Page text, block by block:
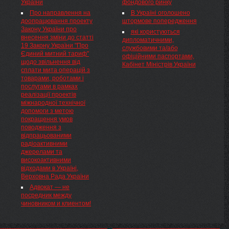
України
Про направлення на
доопрацювання проекту
Закону України про
внесення зміни до статті
19 Закону України "Про
Єдиний митний тариф"
щодо звільнення від
сплати мита операцій з
товарами, роботами і
послугами в рамках
реалізації проектів
міжнародної технічної
допомоги з метою
покращення умов
поводження з
відпрацьованими
радіоактивними
джерелами та
високоактивними
відходами в Україні,
Верховна Рада України
Адвокат — не
посредник между
чиновником и клиентом!
фондового ринку
В Україні оголошено
штормове попередження
які користуються
дипломатичними,
службовими та/або
офіційними паспортами,
Кабінет Міністрів України